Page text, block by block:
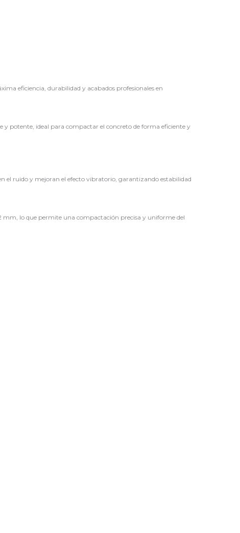
eficiencia, durabilidad y acabados profesionales en
potente, ideal para compactar el concreto de forma eficiente y
el ruido y mejoran el efecto vibratorio, garantizando estabilidad
lo que permite una compactación precisa y uniforme del